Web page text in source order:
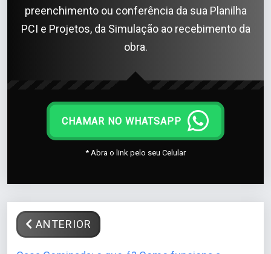
preenchimento ou conferência da sua Planilha
PCI e Projetos, da Simulação ao recebimento da
obra.
CHAMAR NO WHATSAPP
* Abra o link pelo seu Celular
ANTERIOR